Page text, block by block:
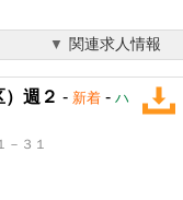
関連求人情報
週２ - 新着 - ハ
－３１